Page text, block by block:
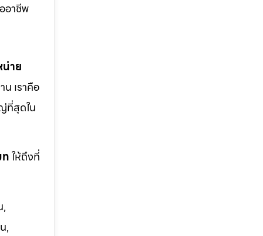
อาชีพ
าย
เราคือ
ที่สุดใน
ทให้ถึงที่
,
,